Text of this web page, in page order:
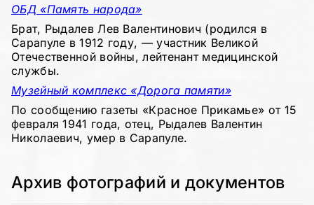
ОБД «Память народа»
Брат, Рыдалев Лев Валентинович (родился в
Сарапуле в 1912 году, — участник Великой
Отечественной войны, лейтенант медицинской
службы.
Музейный комплекс «Дорога памяти»
По сообщению газеты «Красное Прикамье» от 15
февраля 1941 года, отец, Рыдалев Валентин
Николаевич, умер в Сарапуле.
Архив фотографий и документов